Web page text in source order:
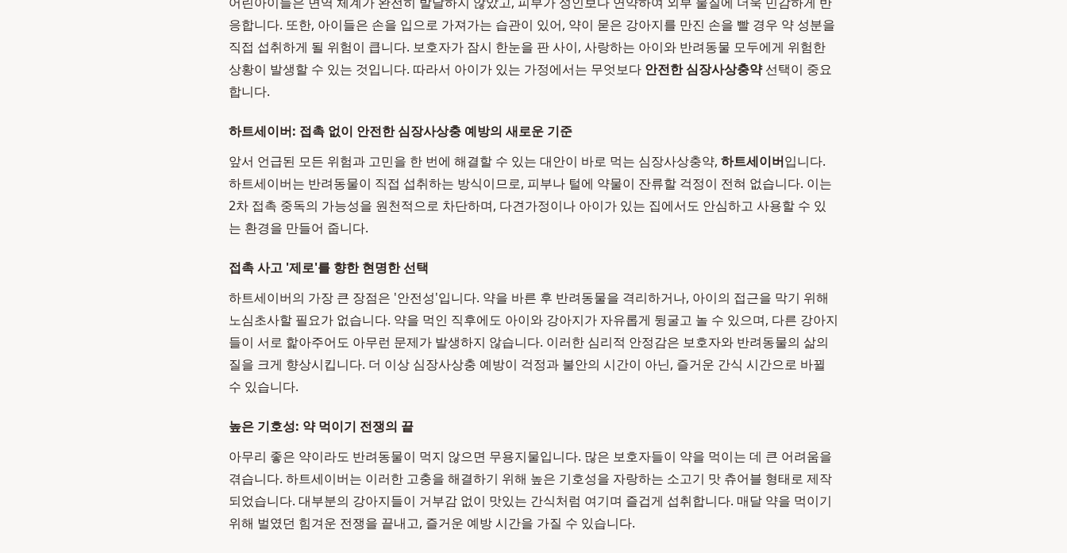
응합니다. 또한, 아이들은 손을 입으로 가져가는 습관이 있어, 약이 묻은 강아지를 만진 손을 빨 경우 약 성분을
직접 섭취하게 될 위험이 큽니다. 보호자가 잠시 한눈을 판 사이, 사랑하는 아이와 반려동물 모두에게 위험한
상황이 발생할 수 있는 것입니다. 따라서 아이가 있는 가정에서는 무엇보다 안전한 심장사상충약선택이 중요
합니다.
하트세이버: 접촉 없이 안전한 심장사상충 예방의 새로운 기준
앞서 언급된 모든 위험과 고민을 한 번에 해결할 수 있는 대안이 바로 먹는 심장사상충약, 하트세이버입니다.
하트세이버는 반려동물이 직접 섭취하는 방식이므로, 피부나 털에 약물이 잔류할 걱정이 전혀 없습니다. 이는
2차 접촉 중독의 가능성을 원천적으로 차단하며, 다견가정이나 아이가 있는 집에서도 안심하고 사용할 수 있
는 환경을 만들어 줍니다.
접촉 사고 '제로'를 향한 현명한 선택
하트세이버의 가장 큰 장점은 '안전성'입니다. 약을 바른 후 반려동물을 격리하거나, 아이의 접근을 막기 위해
노심초사할 필요가 없습니다. 약을 먹인 직후에도 아이와 강아지가 자유롭게 뒹굴고 놀 수 있으며, 다른 강아지
들이 서로 핥아주어도 아무런 문제가 발생하지 않습니다. 이러한 심리적 안정감은 보호자와 반려동물의 삶의
질을 크게 향상시킵니다. 더 이상 심장사상충 예방이 걱정과 불안의 시간이 아닌, 즐거운 간식 시간으로 바뀔
수 있습니다.
높은 기호성: 약 먹이기 전쟁의 끝
아무리 좋은 약이라도 반려동물이 먹지 않으면 무용지물입니다. 많은 보호자들이 약을 먹이는 데 큰 어려움을
겪습니다. 하트세이버는 이러한 고충을 해결하기 위해 높은 기호성을 자랑하는 소고기 맛 츄어블 형태로 제작
되었습니다. 대부분의 강아지들이 거부감 없이 맛있는 간식처럼 여기며 즐겁게 섭취합니다. 매달 약을 먹이기
위해 벌였던 힘겨운 전쟁을 끝내고, 즐거운 예방 시간을 가질 수 있습니다.